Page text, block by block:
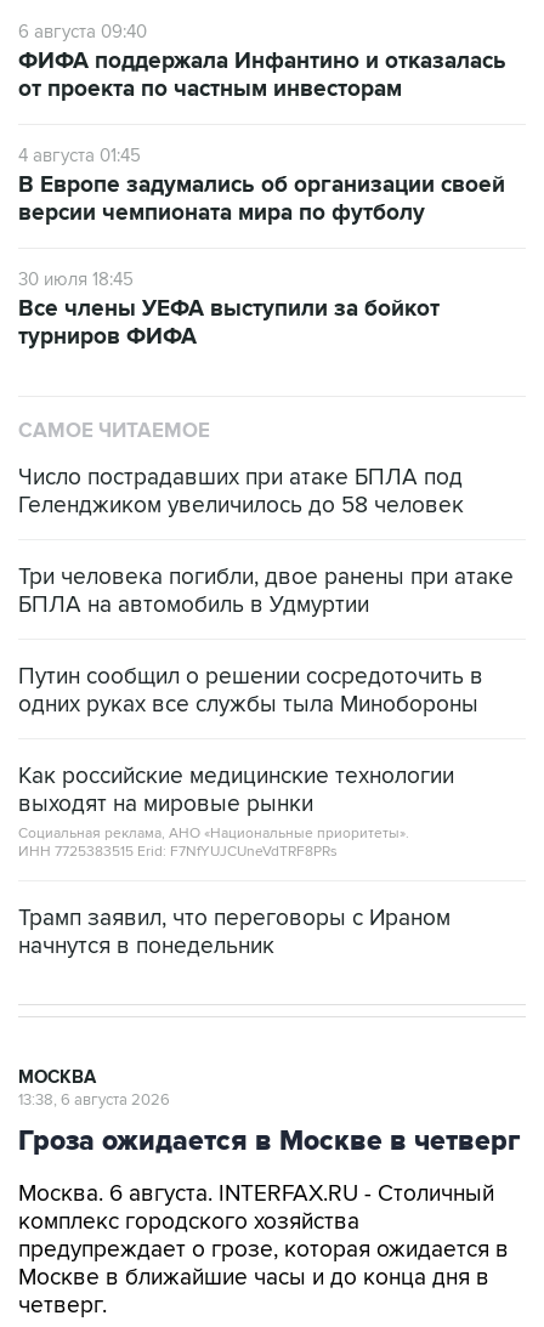
6 августа 09:40
ФИФА поддержала Инфантино и отказалась
от проекта по частным инвесторам
4 августа 01:45
В Европе задумались об организации своей
версии чемпионата мира по футболу
30 июля 18:45
Все члены УЕФА выступили за бойкот
турниров ФИФА
САМОЕ ЧИТАЕМОЕ
Число пострадавших при атаке БПЛА под
Геленджиком увеличилось до 58 человек
Три человека погибли, двое ранены при атаке
БПЛА на автомобиль в Удмуртии
Путин сообщил о решении сосредоточить в
одних руках все службы тыла Минобороны
Как российские медицинские технологии
выходят на мировые рынки
Социальная реклама, АНО «Национальные приоритеты».
ИНН 7725383515 Erid: F7NfYUJCUneVdTRF8PRs
Трамп заявил, что переговоры с Ираном
начнутся в понедельник
МОСКВА
13:38, 6 августа 2026
Гроза ожидается в Москве в четверг
Москва. 6 августа. INTERFAX.RU - Столичный
комплекс городского хозяйства
предупреждает о грозе, которая ожидается в
Москве в ближайшие часы и до конца дня в
четверг.